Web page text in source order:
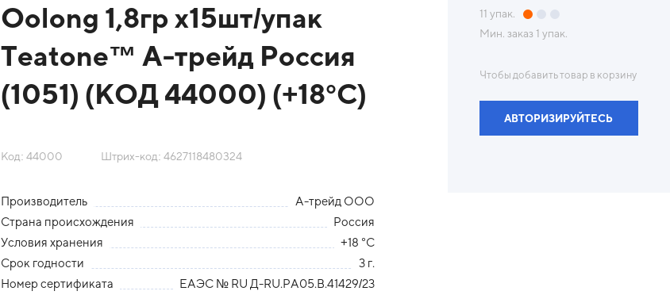
Oolong 1,8гр х15шт/упак
Teatone™ А-трейд Россия
(1051) (КОД 44000) (+18°С)
Код: 44000 Штрих-код: 4627118480324
Производитель
А-трейд ООО
Страна происхождения
Россия
Условия хранения
+18 °С
Срок годности
3 г.
Номер сертификата
ЕАЭС № RU Д-RU.PA05.B.41429/23
11 упак.
Мин. заказ 1 упак.
Чтобы добавить товар в корзину
АВТОРИЗИРУЙТЕСЬ